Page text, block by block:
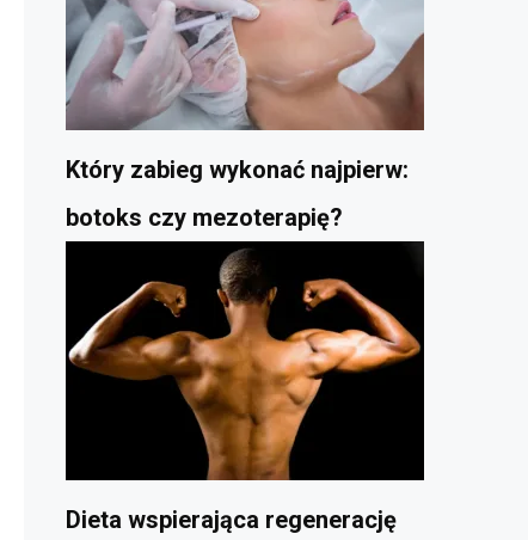
Który zabieg wykonać najpierw:
botoks czy mezoterapię?
Dieta wspierająca regenerację